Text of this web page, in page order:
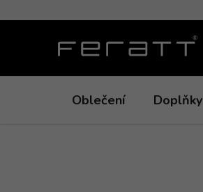
na
Oblečení Doplňky